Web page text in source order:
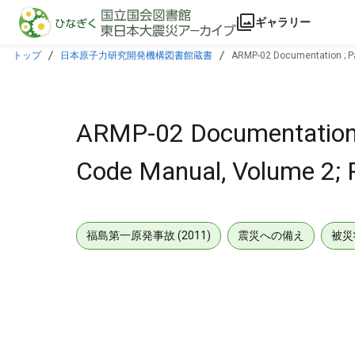
本文に飛ぶ
ギャラリー
トップ 日本原子力研究開発機構図書館蔵書 ARMP-02 Documentation ;
ARMP-02
Code Manual, Volume
福島第一原発事故 (2011) 震災への備え 被